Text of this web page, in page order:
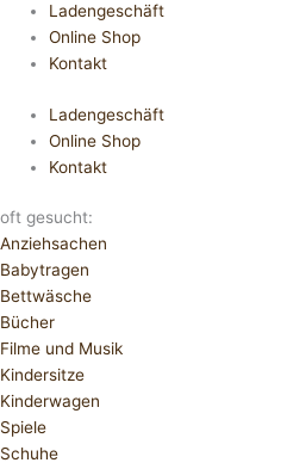
Ladengeschäft
Online Shop
Kontakt
Ladengeschäft
Online Shop
Kontakt
oft gesucht:
Anziehsachen
Babytragen
Bettwäsche
Bücher
Filme und Musik
Kindersitze
Kinderwagen
Spiele
Schuhe